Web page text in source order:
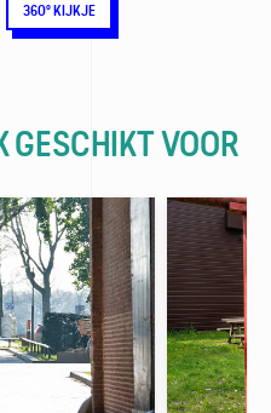
360° KIJKJE
GESCHIKT VOOR